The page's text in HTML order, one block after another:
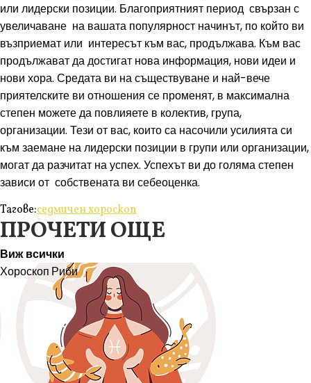
или лидерски позиции. Благоприятният период свързан с
увеличаване на вашата популярност начинът, по който ви
възприемат или интересът към вас, продължава. Към вас
продължават да достигат нова информация, нови идеи и
нови хора. Средата ви на съществуване и най-вече
приятелските ви отношения се променят, в максимална
степен можете да повлияете в колектив, група,
организации. Тези от вас, които са насочили усилията си
към заемане на лидерски позиции в групи или организации,
могат да разчитат на успех. Успехът ви до голяма степен
зависи от собствената ви себеоценка.
Тагове:седмичен хороскоп
ПРОЧЕТИ ОЩЕ
Виж всички
Хороскоп Риби